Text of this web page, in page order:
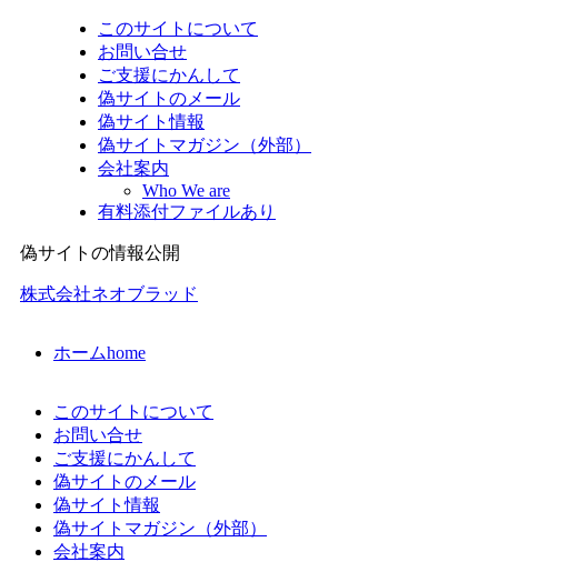
このサイトについて
お問い合せ
ご支援にかんして
偽サイトのメール
偽サイト情報
偽サイトマガジン（外部）
会社案内
Who We are
有料添付ファイルあり
偽サイトの情報公開
株式会社ネオブラッド
ホームhome
このサイトについて
お問い合せ
ご支援にかんして
偽サイトのメール
偽サイト情報
偽サイトマガジン（外部）
会社案内